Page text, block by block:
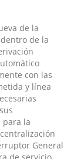
de la
de la
con las
y línea
para la
General